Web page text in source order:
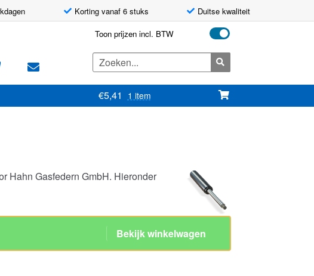
Korting vanaf 6 stuks Duitse kwaliteit
Toon prijzen incl. BTW
Zoeken
naar:
€5,41 1 item
Hahn Gasfedern GmbH. Hieronder
23 slag 80